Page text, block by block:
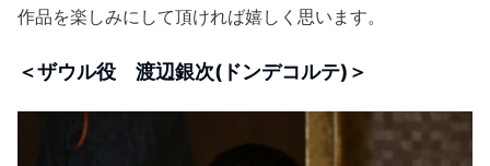
作品を楽しみにして頂ければ嬉しく思います。
＜ザウル役 渡辺銀次(ドンデコルテ)＞